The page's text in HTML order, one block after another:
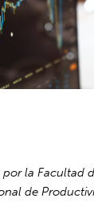
la Facultad
de